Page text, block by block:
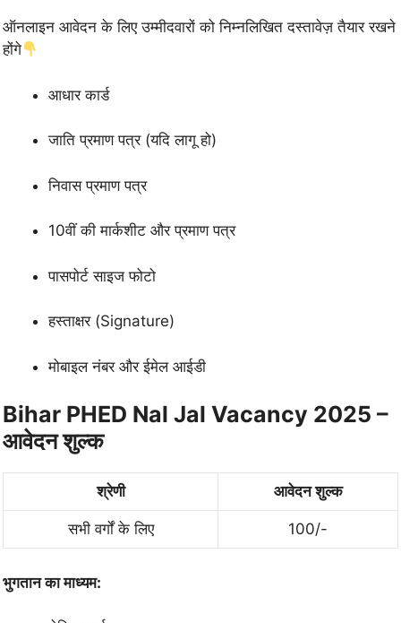
ऑनलाइन आवेदन के लिए उम्मीदवारों को निम्नलिखित दस्तावेज़ तैयार रखने
होंगे
आधार कार्ड
जाति प्रमाण पत्र (यदि लागू हो)
निवास प्रमाण पत्र
10वीं की मार्कशीट और प्रमाण पत्र
पासपोर्ट साइज फोटो
हस्ताक्षर (Signature)
मोबाइल नंबर और ईमेल आईडी
Bihar PHED Nal Jal Vacancy 2025 –
आवेदन शुल्क
श्रेणी आवेदन शुल्क
सभी वर्गों के लिए 100/-
भुगतान का माध्यम: